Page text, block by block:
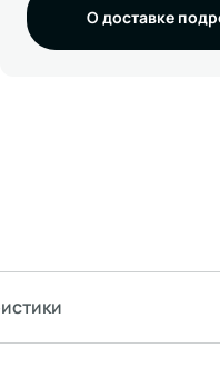
О доставке